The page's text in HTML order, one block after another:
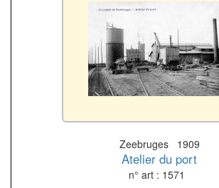
Zeebruges 1909
Atelier du port
n° art : 1571